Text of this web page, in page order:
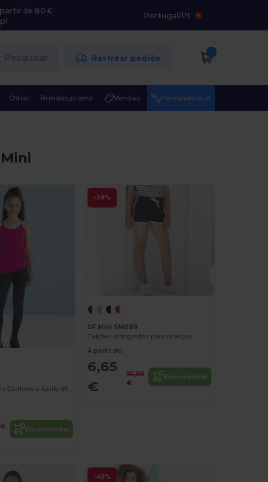
de 80 €
Portugal/Pt
Pesquisar Rastrear pedido
Otros Brindes promo Vendas Personaliza-o!
Leggings Infantis Conforto e Estilo SF Mini
Encomendar
-39%
SF Mini SM069
Calções retrógrados para crianças
A partir de:
6,65
€
10,90
€
Encomendar
-45%